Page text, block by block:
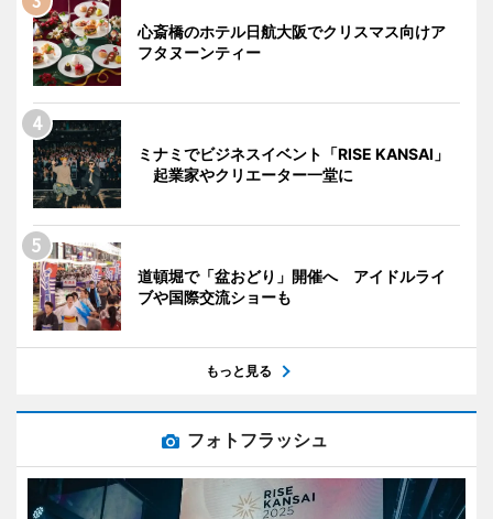
心斎橋のホテル日航大阪でクリスマス向けア
フタヌーンティー
ミナミでビジネスイベント「RISE KANSAI」
起業家やクリエーター一堂に
道頓堀で「盆おどり」開催へ アイドルライ
ブや国際交流ショーも
もっと見る
フォトフラッシュ